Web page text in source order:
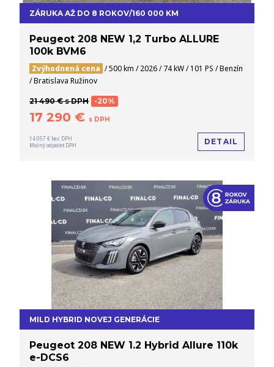
ZÁRUKA AŽ DO 8 ROKOV/160 000 KM
Peugeot 208 NEW 1,2 Turbo ALLURE
100k BVM6
Zvýhodnená cena / 500 km / 2026 / 74 kW / 101 PS / Benzín
/ Bratislava Ružinov
21 490 € s DPH -20%
17 290 € s DPH
14 057 € bez DPH
Možný odpočet DPH
DETAIL
MILD HYBRID NOVEJ GENERÁCIE
Peugeot 208 NEW 1.2 Hybrid Allure 110k
e-DCS6